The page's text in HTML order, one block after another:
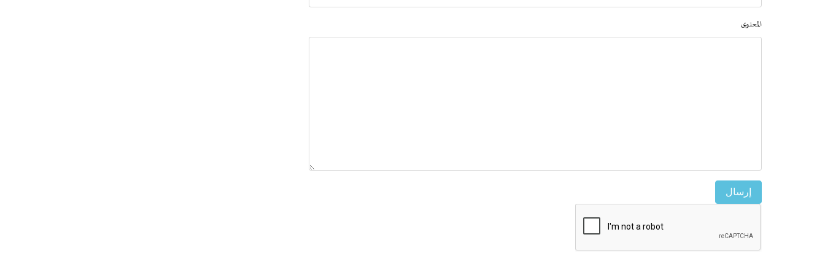
المحتوى
إرسال